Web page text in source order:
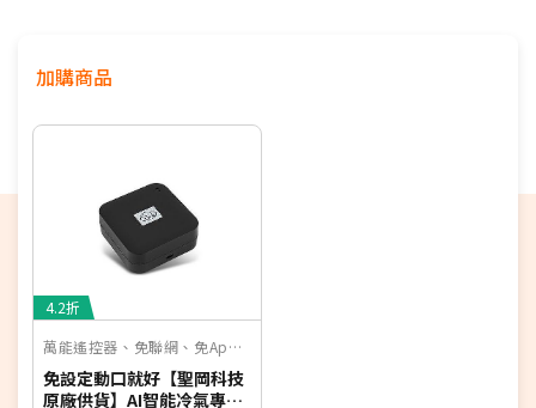
期，以訂單順序陸續出貨，如遇原廠供貨延遲，將會
再另外發送簡訊通知。
偏遠地區及外島不送！
優惠價格，恕不參加原廠贈品活動。(回函贈除外)
保固依原廠公告為主，加贈安裝保固一年。
加購商品
4.2折
萬能遙控器、免聯網、免App、聲控
免設定動口就好【聖岡科技
原廠供貨】AI智能冷氣專用